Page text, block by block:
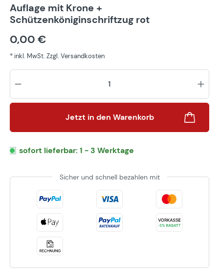
Durchschnittliche Bewertung von 5 von 5 Sternen
Auflage mit Krone +
Schützenköniginschriftzug rot
0,00 €
* inkl. MwSt. Zzgl. Versandkosten
Jetzt in den Warenkorb
sofort lieferbar: 1 - 3 Werktage
Sicher und schnell bezahlen mit